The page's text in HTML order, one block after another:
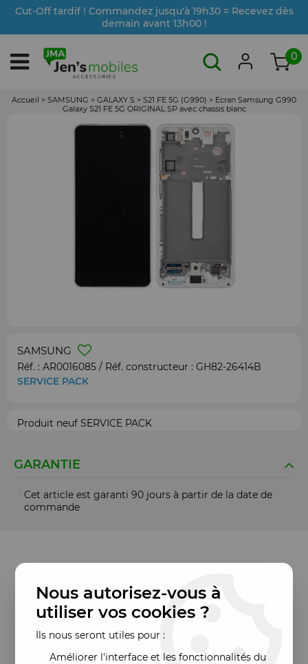
Cut-Off tardif ! Commandez jusqu'à 19h30 = Recevez dès
demain avant 13h00 !
0
Accueil > SAMSUNG > GALAXY S > S21 FE 5G (G990) > Ecran Samsung G990
Galaxy S21 FE 5G ORIGINAL SP avec chassis blanc
SAMSUNG
Réf. : AR0016085 / Réf. constructeur : GH82-26414B
SERVICE PACK
Produit neuf SERVICE PACK
GARANTIE
Cet article est garanti 90 jours à partir de la date de
commande
Nous autorisez-vous à
utiliser vos cookies ?
Ils nous seront utiles pour :
Améliorer l'interface et les fonctionnalités du